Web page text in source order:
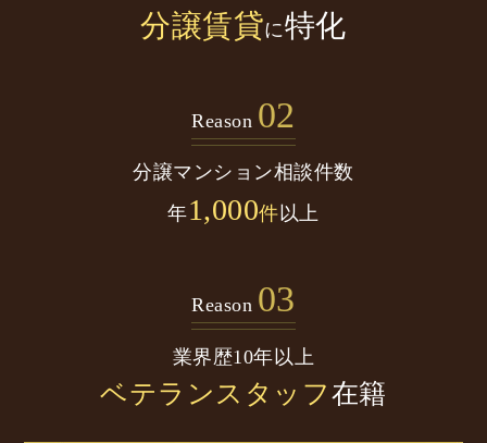
分譲賃貸に特化
Reason 02
分譲マンション相談件数
年1,000件以上
Reason 03
業界歴10年以上
ベテランスタッフ在籍